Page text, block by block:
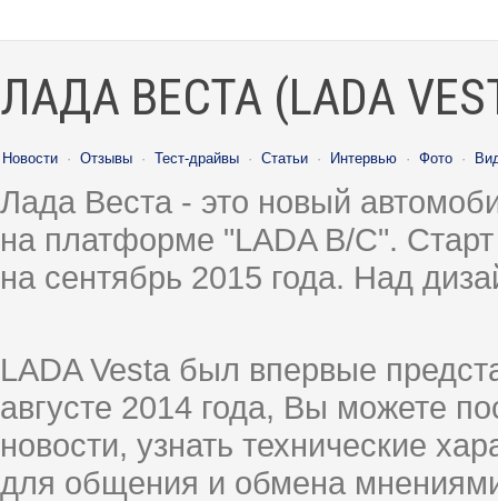
ЛАДА ВЕСТА (LADA
Новости · Отзывы · Тест-драйвы · Статьи · Интервью · Фото ·
Лада Веста - это новый
на платформе "LADA B/C".
на сентябрь 2015 года. Над
LADA Vesta был впервые
августе 2014 года, Вы можете
новости, узнать технические
для общения и обмена